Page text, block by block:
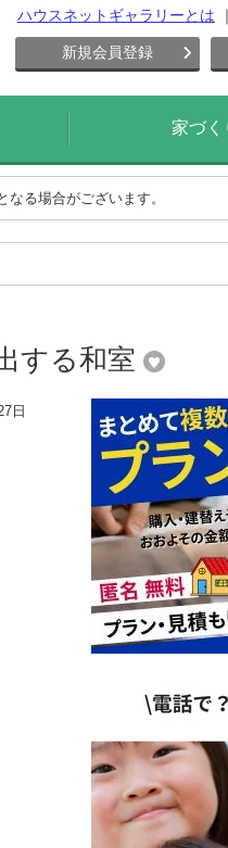
ハウスネットギャラリーとは
新規会員登録
家づく
る場合がございます。
する和室
日